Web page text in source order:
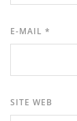
E-MAIL *
SITE WEB